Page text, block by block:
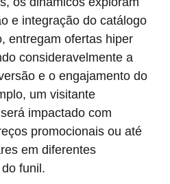
e integração do catálogo
entregam ofertas hiper
consideravelmente a
e o engajamento do
um visitante
impactado com
promocionais ou até
em diferentes
funil.